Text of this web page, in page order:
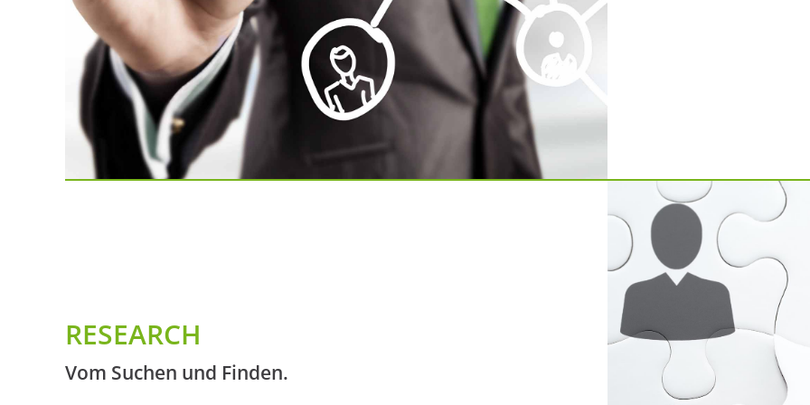
RESEARCH
Vom Suchen und Finden.